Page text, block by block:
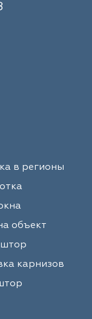
в регионы
объект
карнизов